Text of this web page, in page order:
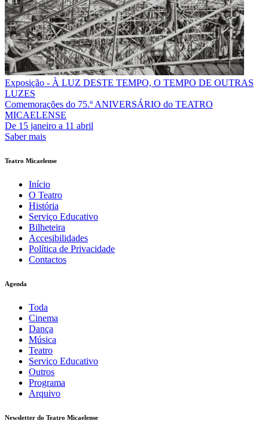
Exposição - À LUZ DESTE TEMPO, O TEMPO DE OUTRAS
LUZES
Comemorações do 75.º ANIVERSÁRIO do TEATRO
MICAELENSE
De 15 janeiro a 11 abril
Saber mais
Teatro Micaelense
Início
O Teatro
História
Serviço Educativo
Bilheteira
Accesibilidades
Política de Privacidade
Contactos
Agenda
Toda
Cinema
Dança
Música
Teatro
Serviço Educativo
Outros
Programa
Arquivo
Newsletter do Teatro Micaelense